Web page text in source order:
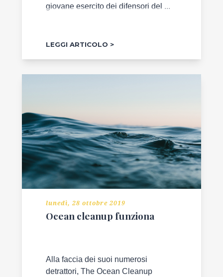
giovane esercito dei difensori del ...
LEGGI ARTICOLO
lunedì, 28 ottobre 2019
Ocean cleanup funziona
Alla faccia dei suoi numerosi
detrattori, The Ocean Cleanup